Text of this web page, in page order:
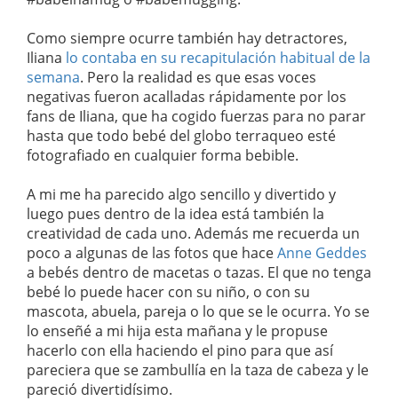
Como siempre ocurre también hay detractores,
Iliana lo contaba en su recapitulación habitual de la
semana. Pero la realidad es que esas voces
negativas fueron acalladas rápidamente por los
fans de Iliana, que ha cogido fuerzas para no parar
hasta que todo bebé del globo terraqueo esté
fotografiado en cualquier forma bebible.
A mi me ha parecido algo sencillo y divertido y
luego pues dentro de la idea está también la
creatividad de cada uno. Además me recuerda un
poco a algunas de las fotos que haceAnne Geddes
a bebés dentro de macetas o tazas. El que no tenga
bebé lo puede hacer con su niño, o con su
mascota, abuela, pareja o lo que se le ocurra. Yo se
lo enseñé a mi hija esta mañana y le propuse
hacerlo con ella haciendo el pino para que así
pareciera que se zambullía en la taza de cabeza y le
pareció divertidísimo.